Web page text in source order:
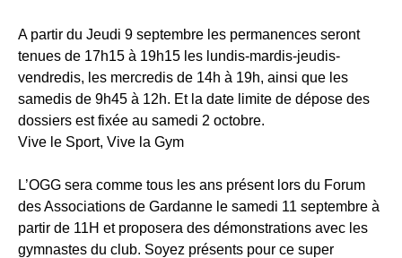
A partir du Jeudi 9 septembre les permanences seront
tenues de 17h15 à 19h15 les lundis-mardis-jeudis-
vendredis, les mercredis de 14h à 19h, ainsi que les
samedis de 9h45 à 12h. Et la date limite de dépose des
dossiers est fixée au samedi 2 octobre.
Vive le Sport, Vive la Gym
L’OGG sera comme tous les ans présent lors du Forum
des Associations de Gardanne le samedi 11 septembre à
partir de 11H et proposera des démonstrations avec les
gymnastes du club. Soyez présents pour ce super